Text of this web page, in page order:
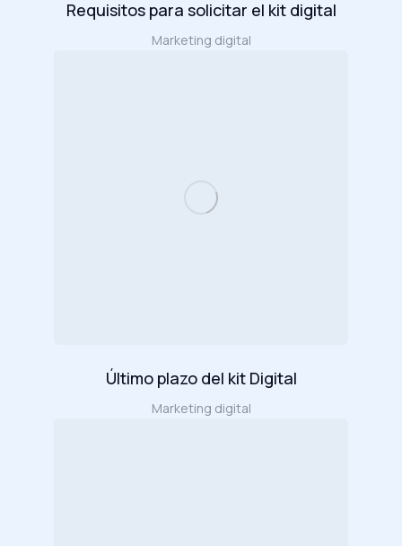
Requisitos para solicitar el kit digital
Marketing digital
Último plazo del kit Digital
Marketing digital